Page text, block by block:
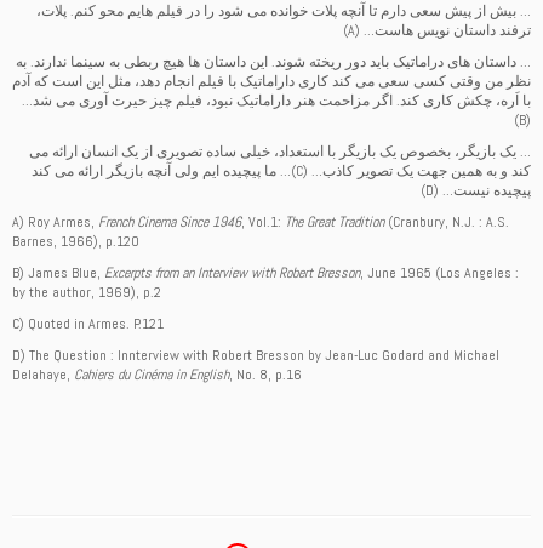
… بیش از پیش سعی دارم تا آنچه پلات خوانده می شود را در فیلم هایم محو کنم. پلات،
ترفند داستان نویس هاست… (A)
… داستان های دراماتیک باید دور ریخته شوند. این داستان ها هیچ ربطی به سینما ندارند. به
نظر من وقتی کسی سعی می کند کاری داراماتیک با فیلم انجام دهد، مثل این است که آدم
با اَره، چکش کاری کند. اگر مزاحمت هنر داراماتیک نبود، فیلم چیز حیرت آوری می شد…
(B)
… یک بازیگر، بخصوص یک بازیگر با استعداد، خیلی ساده تصویری از یک انسان ارائه می
کند و به همین جهت یک تصویر کاذب… (C)… ما پیچیده ایم ولی آنچه بازیگر ارائه می کند
پیچیده نیست… (D)
A) Roy Armes, French Cinema Since 1946, Vol.1: The Great Tradition(Cranbury, N.J. : A.S.
Barnes, 1966), p.120
B) James Blue, Excerpts from an Interview with Robert Bresson, June 1965 (Los Angeles :
by the author, 1969), p.2
C) Quoted in Armes. P.121
D) The Question : Innterview with Robert Bresson by Jean-Luc Godard and Michael
Delahaye, Cahiers du Cinéma in English, No. 8, p.16